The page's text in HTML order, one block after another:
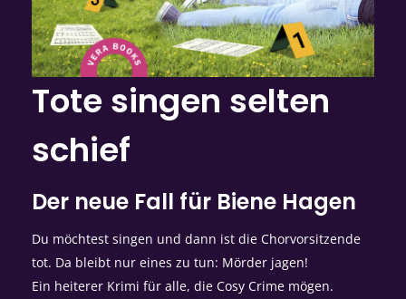
Tote singen selten
schief
Der neue Fall für Biene Hagen
Du möchtest singen und dann ist die Chorvorsitzende
tot. Da bleibt nur eines zu tun: Mörder jagen!
Ein heiterer Krimi für alle, die Cosy Crime mögen.